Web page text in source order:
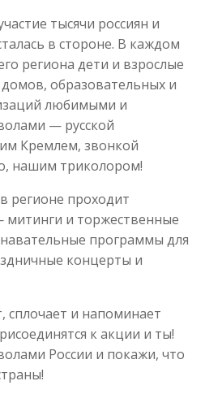
тысячи россиян и
в стороне. В каждом
региона дети и взрослые
образовательных и
любимыми и
— русской
Кремлем, звонкой
нашим триколором!
регионе проходит
и торжественные
программы для
концерты и
сплочает и напоминает
к акции и ты!
России и покажи, что